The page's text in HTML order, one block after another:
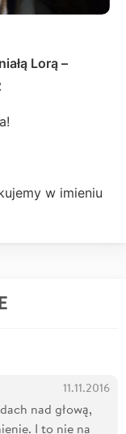
Lorą –
w imieniu
11.11.2016
nad głową,
I to nie na